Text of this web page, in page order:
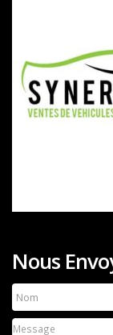
Nous